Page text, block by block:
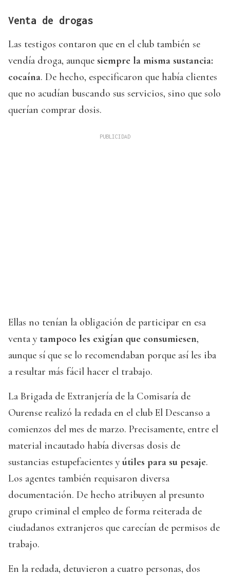
Venta de drogas
Las testigos contaron que en el club también se
vendía droga, aunque siempre la misma sustancia:
cocaína. De hecho, especificaron que había clientes
que no acudían buscando sus servicios, sino que solo
querían comprar dosis.
Ellas no tenían la obligación de participar en esa
venta y tampoco les exigían que consumiesen,
aunque sí que se lo recomendaban porque así les iba
a resultar más fácil hacer el trabajo.
La Brigada de Extranjería de la Comisaría de
Ourense realizó la redada en el club El Descanso a
comienzos del mes de marzo. Precisamente, entre el
material incautado había diversas dosis de
sustancias estupefacientes yútiles para su pesaje.
Los agentes también requisaron diversa
documentación. De hecho atribuyen al presunto
grupo criminal el empleo de forma reiterada de
ciudadanos extranjeros que carecían de permisos de
trabajo.
En la redada, detuvieron a cuatro personas, dos